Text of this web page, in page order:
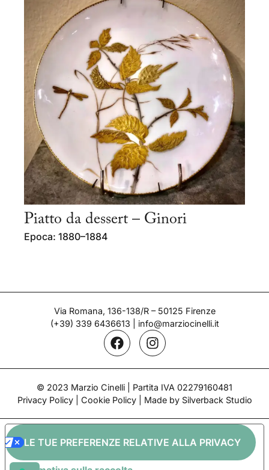
Piatto da dessert – Ginori
Epoca: 1880–1884
Via Romana, 136-138/R – 50125 Firenze
(+39) 339 6436613
info@marziocinelli.it
© 2023 Marzio Cinelli | Partita IVA 02279160481
Privacy Policy| Cookie Policy| Made by Silverback Studio
LE TUE PREFERENZE RELATIVE ALLA PRIVACY